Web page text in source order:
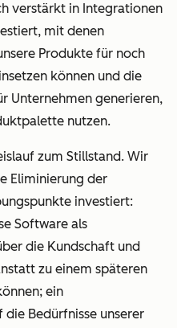
verstärkt in Integrationen
mit denen
Produkte für noch
können und die
Unternehmen generieren,
nutzen.
zum Stillstand. Wir
Eliminierung der
investiert:
Software als
die Kundschaft und
zu einem späteren
ein
Bedürfnisse unserer